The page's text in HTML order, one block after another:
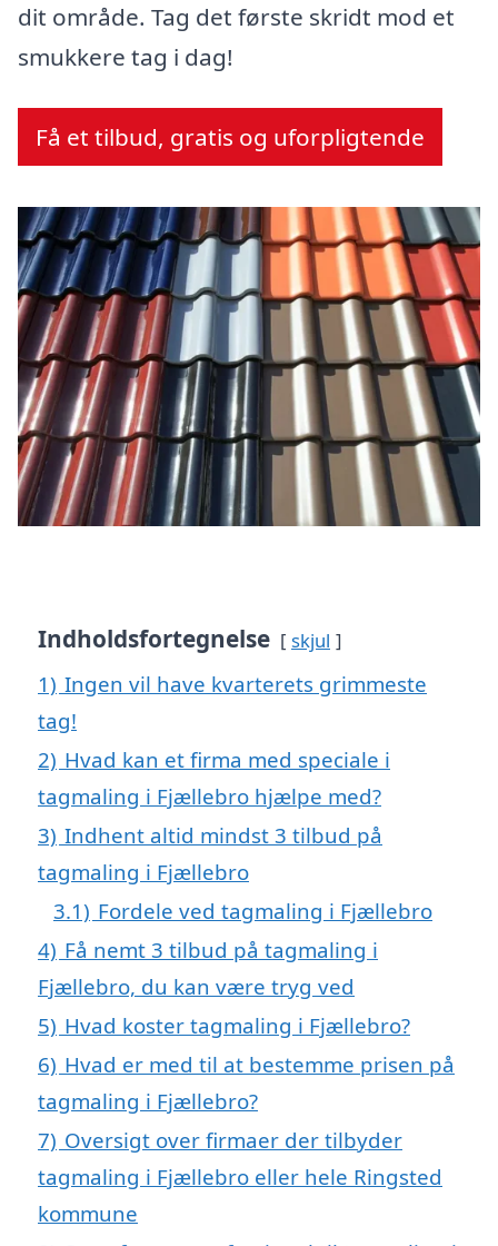
dit område. Tag det første skridt mod et
smukkere tag i dag!
Få et tilbud, gratis og uforpligtende
Indholdsfortegnelse skjul
1) Ingen vil have kvarterets grimmeste
tag!
2) Hvad kan et firma med speciale i
tagmaling i Fjællebro hjælpe med?
3) Indhent altid mindst 3 tilbud på
tagmaling i Fjællebro
3.1) Fordele ved tagmaling i Fjællebro
4) Få nemt 3 tilbud på tagmaling i
Fjællebro, du kan være tryg ved
5) Hvad koster tagmaling i Fjællebro?
6) Hvad er med til at bestemme prisen på
tagmaling i Fjællebro?
7) Oversigt over firmaer der tilbyder
tagmaling i Fjællebro eller hele Ringsted
kommune